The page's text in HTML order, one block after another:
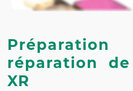
réparation
XR